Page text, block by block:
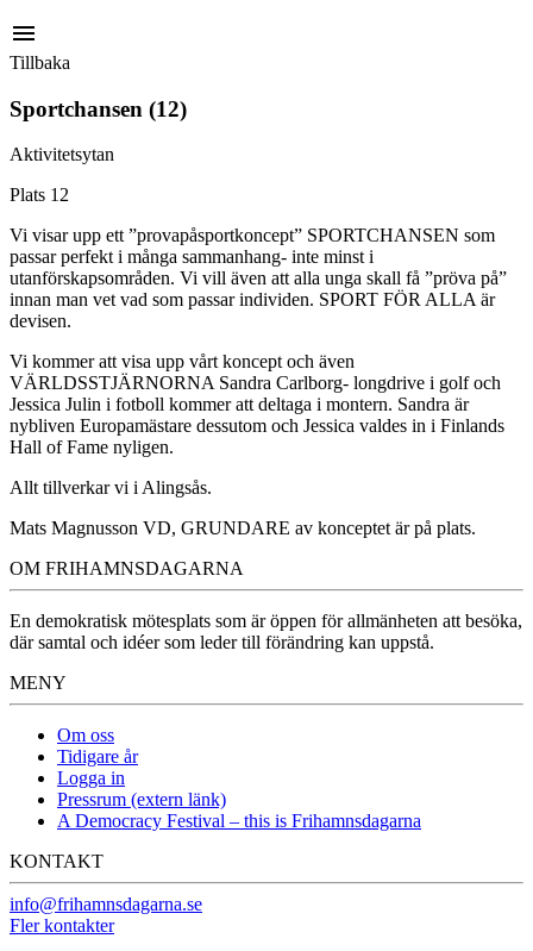
menu
Tillbaka
Sportchansen (12)
Aktivitetsytan
Plats 12
Vi visar upp ett ”provapåsportkoncept” SPORTCHANSEN som
passar perfekt i många sammanhang- inte minst i
utanförskapsområden. Vi vill även att alla unga skall få ”pröva på”
innan man vet vad som passar individen. SPORT FÖR ALLA är
devisen.
Vi kommer att visa upp vårt koncept och även
VÄRLDSSTJÄRNORNA Sandra Carlborg- longdrive i golf och
Jessica Julin i fotboll kommer att deltaga i montern. Sandra är
nybliven Europamästare dessutom och Jessica valdes in i Finlands
Hall of Fame nyligen.
Allt tillverkar vi i Alingsås.
Mats Magnusson VD, GRUNDARE av konceptet är på plats.
OM FRIHAMNSDAGARNA
En demokratisk mötesplats som är öppen för allmänheten att besöka,
där samtal och idéer som leder till förändring kan uppstå.
MENY
Om oss
Tidigare år
Logga in
Pressrum (extern länk)
A Democracy Festival – this is Frihamnsdagarna
KONTAKT
info@frihamnsdagarna.se
Fler kontakter